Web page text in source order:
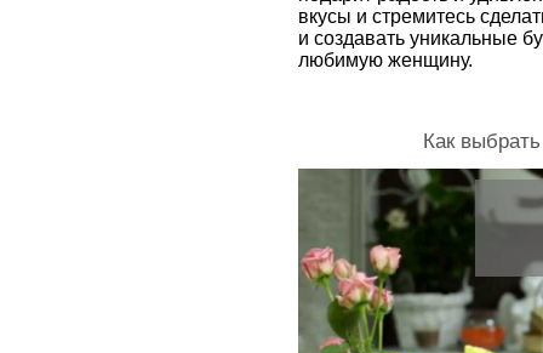
вкусы и стремитесь
и создавать уникальные
любимую женщину.
Как